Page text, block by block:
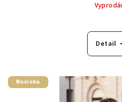
Detail
Novinka